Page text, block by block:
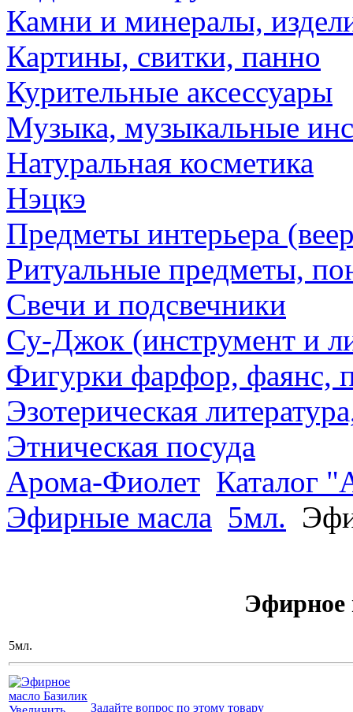
Камни и минералы,
Картины, свитки, панно
Курительные аксессуары
Музыка, музыкальные
Натуральная косметика
Нэцкэ
Предметы интерьера
Ритуальные предметы,
Свечи и подсвечники
Су-Джок (инструмент и
Фигурки фарфор, фаянс,
Эзотерическая
Этническая посуда
Арома-Фиолет Каталог
Эфирные масла 5мл.
Эфирное
5мл.
Задайте вопрос по этому товару